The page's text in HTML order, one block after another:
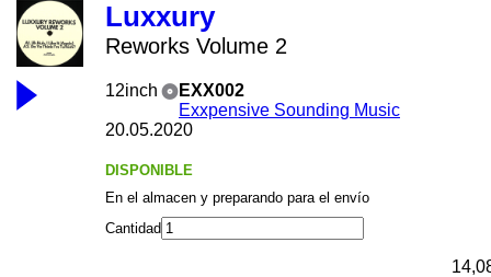
Luxxury
Reworks Volume 2
12inch
EXX002
Exxpensive Sounding Music
20.05.2020
DISPONIBLE
En el almacen y preparando para el envío
Cantidad